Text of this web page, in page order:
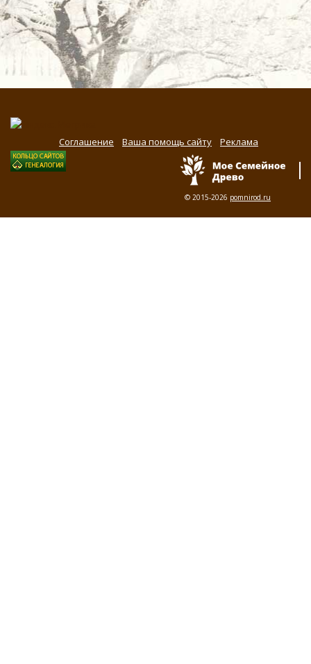
Соглашение Ваша помощь сайту Реклама
© 2015-2026 pomnirod.ru